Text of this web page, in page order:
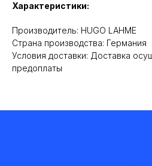
Характеристики:
Производитель: HUGO LAHME
Cтрана производства: Германия
Условия доставки: Доставка
предоплаты